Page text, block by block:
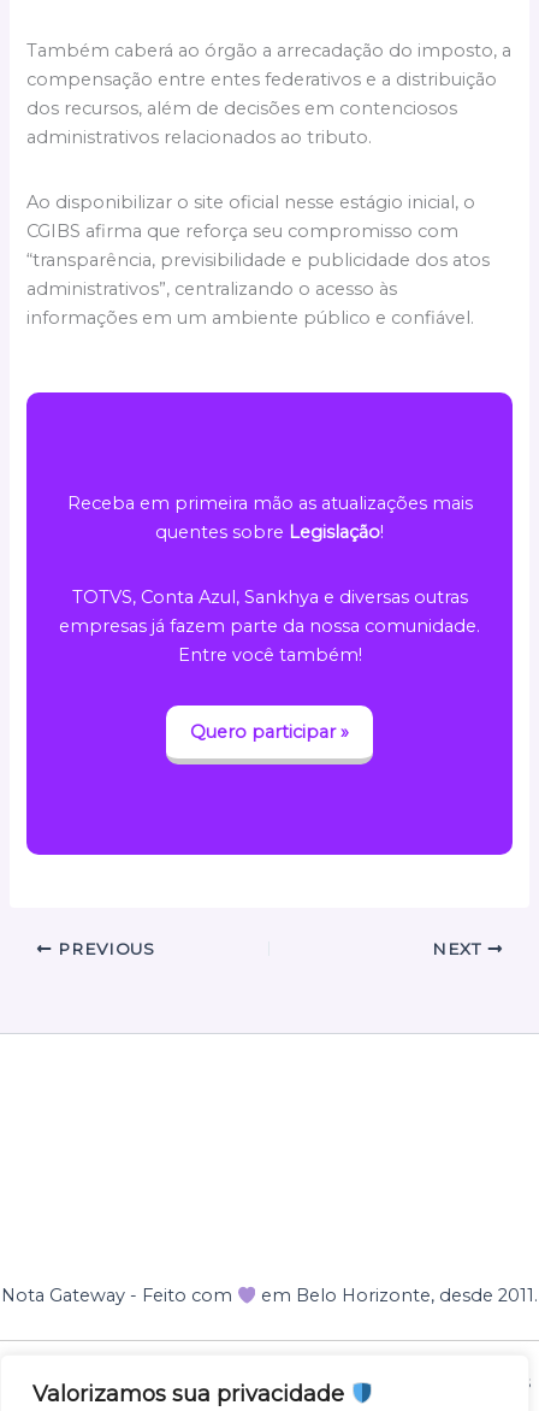
Valorizamos sua privacidade
Também caberá ao órgão a arrecadação do imposto, a
compensação entre entes federativos e a distribuição
dos recursos, além de decisões em contenciosos
administrativos relacionados ao tributo.
Ao disponibilizar o site oficial nesse estágio inicial, o
CGIBS afirma que reforça seu compromisso com
“transparência, previsibilidade e publicidade dos atos
administrativos”, centralizando o acesso às
informações em um ambiente público e confiável.
Receba em primeira mão as atualizações mais
quentes sobre Legislação!
TOTVS, Conta Azul, Sankhya e diversas outras
empresas já fazem parte da nossa comunidade.
Entre você também!
Quero participar »
PREVIOUS NEXT
Nota Gateway - Feito com em Belo Horizonte, desde 2011.
Nota Gateway — 2011 - 2025 © Todos os direitos reservados